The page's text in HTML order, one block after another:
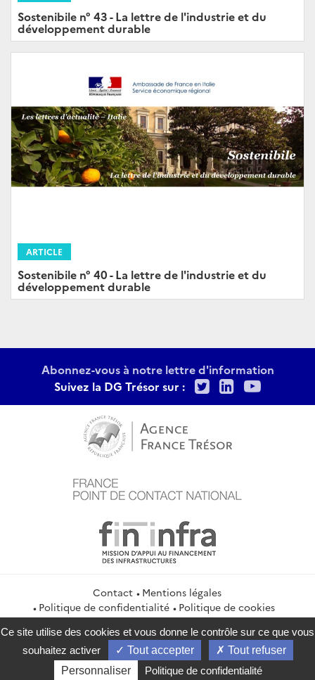
Sostenibile n° 43 - La lettre de l'industrie et du
développement durable
ARTICLE
Sostenibile n° 40 - La lettre de l'industrie et du
développement durable
Abonnez-vous à notre lettre d'information
Suivez la DG Trésor sur :
TwitterLinkedIn
Contact
Mentions légales
Politique de confidentialité
Politique de cookies
Gestion des cookies
Flux RSS
service-public.gouv.fr
legifrance.gouv.fr
info.gouv.fr
data.gouv.fr
Ce site utilise des cookies et vous donne le contrôle sur ce que vous
souhaitez activer
Tout accepter
Tout refuser
Personnaliser
Politique de confidentialité